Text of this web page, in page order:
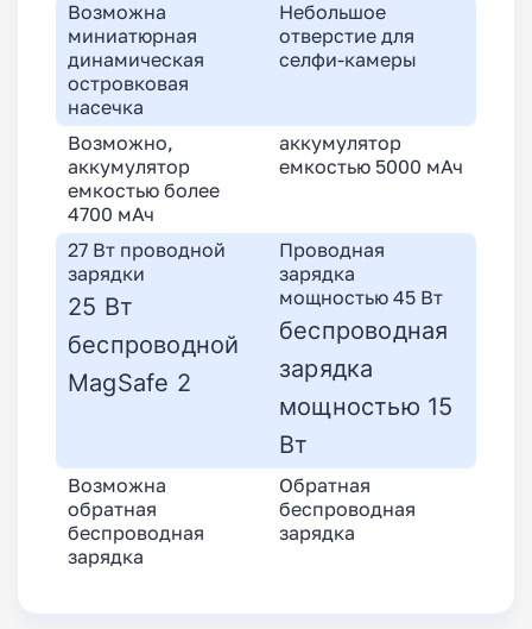
Возможна
миниатюрная
динамическая
островковая
насечка
Небольшое
отверстие для
селфи-камеры
Возможно,
аккумулятор
емкостью более
4700 мАч
аккумулятор
емкостью 5000 мАч
27 Вт проводной
зарядки
25 Вт
беспроводной
MagSafe 2
Проводная
зарядка
мощностью 45 Вт
беспроводная
зарядка
мощностью 15
Вт
Возможна
обратная
беспроводная
зарядка
Обратная
беспроводная
зарядка